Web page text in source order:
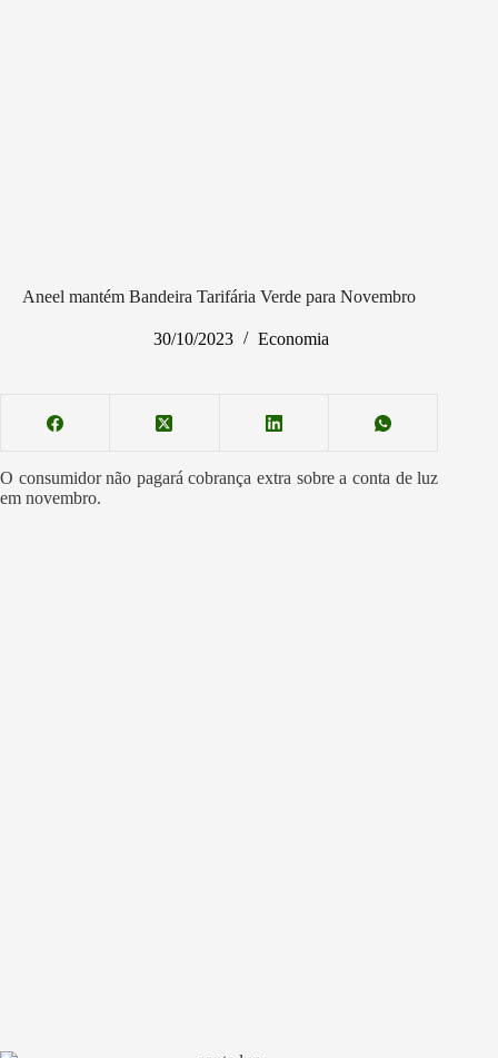
Aneel mantém Bandeira Tarifária Verde para Novembro
30/10/2023 Economia
O consumidor não pagará cobrança extra sobre a conta de luz
em novembro.